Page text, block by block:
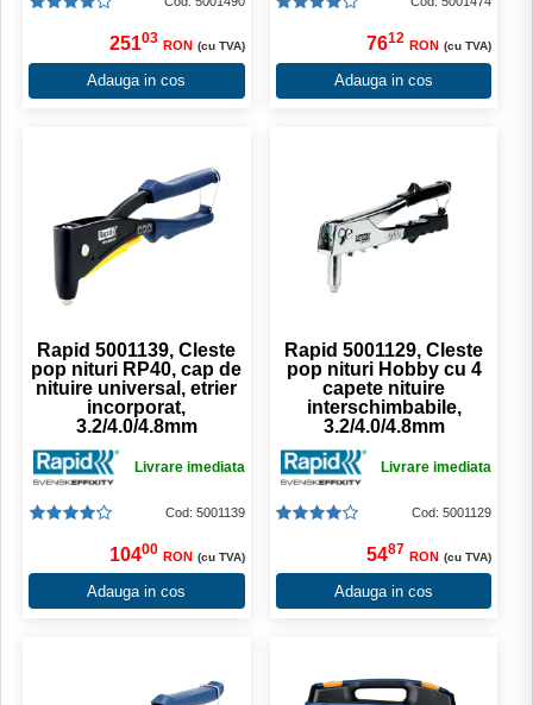
25103 RON (cu TVA)
Adauga in cos
7612 RON (cu TVA)
Adauga in cos
Rapid 5001139, Cleste
pop nituri RP40, cap de
nituire universal, etrier
incorporat,
3.2/4.0/4.8mm
Livrare imediata
Cod: 5001139
10400 RON (cu TVA)
Adauga in cos
Rapid 5001129, Cleste
pop nituri Hobby cu 4
capete nituire
interschimbabile,
3.2/4.0/4.8mm
Livrare imediata
Cod: 5001129
5487 RON (cu TVA)
Adauga in cos